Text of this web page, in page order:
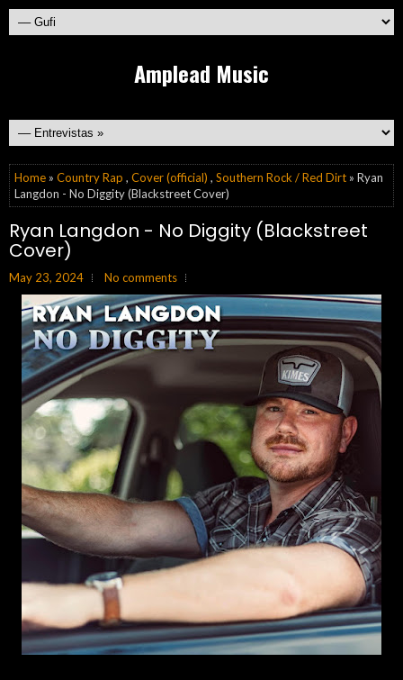
Amplead Music
Home » Country Rap , Cover (official) , Southern Rock / Red Dirt » Ryan
Langdon - No Diggity (Blackstreet Cover)
Ryan Langdon - No Diggity (Blackstreet
Cover)
May 23, 2024 No comments